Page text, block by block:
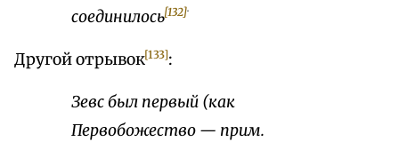
соединилось[132].
Другой отрывок[133]:
Зевс был первый (как
Первобожество — прим.